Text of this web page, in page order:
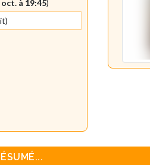
à 19:45)